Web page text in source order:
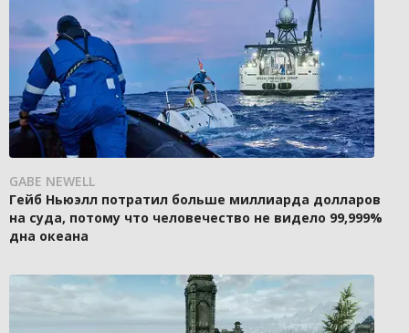
GABE NEWELL
Гейб Ньюэлл потратил больше миллиарда долларов
на суда, потому что человечество не видело 99,999%
дна океана